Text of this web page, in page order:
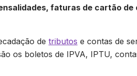
faturas de cartão
de tributos e contas de
os boletos de IPVA, IPTU,